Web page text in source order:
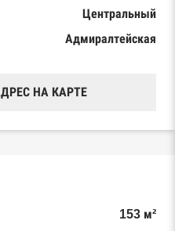
Центральный
Адмиралтейская
НА КАРТЕ
153 м²